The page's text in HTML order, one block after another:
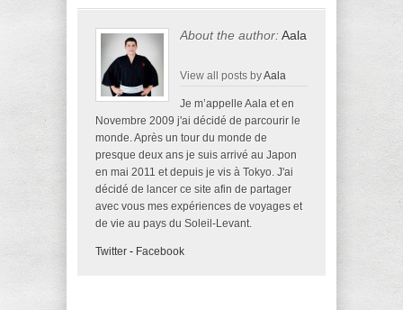
About the author:Aala
View all posts byAala
Je m’appelle Aala et en
Novembre 2009 j'ai décidé de parcourir le
monde. Après un tour du monde de
presque deux ans je suis arrivé au Japon
en mai 2011 et depuis je vis à Tokyo. J'ai
décidé de lancer ce site afin de partager
avec vous mes expériences de voyages et
de vie au pays du Soleil-Levant.
Twitter - Facebook